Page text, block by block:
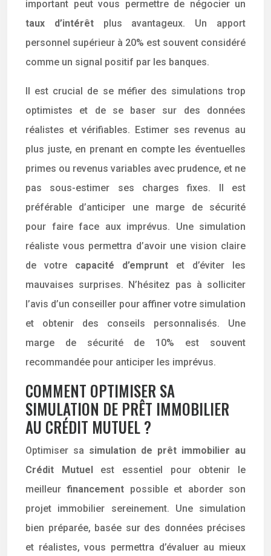
important peut vous permettre de négocier un
taux d’intérêt plus avantageux. Un apport
personnel supérieur à 20% est souvent considéré
comme un signal positif par les banques.
Il est crucial de se méfier des simulations trop
optimistes et de se baser sur des données
réalistes et vérifiables. Estimer ses revenus au
plus juste, en prenant en compte les éventuelles
primes ou revenus variables avec prudence, et ne
pas sous-estimer ses charges fixes. Il est
préférable d’anticiper une marge de sécurité
pour faire face aux imprévus. Une simulation
réaliste vous permettra d’avoir une vision claire
de votre capacité d’emprunt et d’éviter les
mauvaises surprises. N’hésitez pas à solliciter
l’avis d’un conseiller pour affiner votre simulation
et obtenir des conseils personnalisés. Une
marge de sécurité de 10% est souvent
recommandée pour anticiper les imprévus.
COMMENT OPTIMISER SA
SIMULATION DE PRÊT IMMOBILIER
AU CRÉDIT MUTUEL ?
Optimiser sa simulation de prêt immobilier au
Crédit Mutuel est essentiel pour obtenir le
meilleurfinancement possible et aborder son
projet immobilier sereinement. Une simulation
bien préparée, basée sur des données précises
et réalistes, vous permettra d’évaluer au mieux